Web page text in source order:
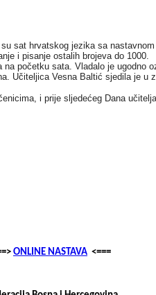
sat hrvatskog jezika sa
i pisanje ostalih brojeva do 1000.
početku sata. Vladalo je
Učiteljica Vesna Baltić sjedila je
i prije sljedećeg Dana
ONLINE NASTAVA <===